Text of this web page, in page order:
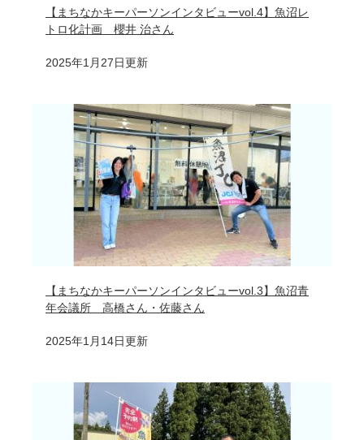
【まちなかキーパーソンインタビューvol.4】魚沼レ
トロ化計画 櫻井 治さん
2025年1月27日更新
【まちなかキーパーソンインタビューvol.3】魚沼青
年会議所 高橋さん・佐藤さん
2025年1月14日更新